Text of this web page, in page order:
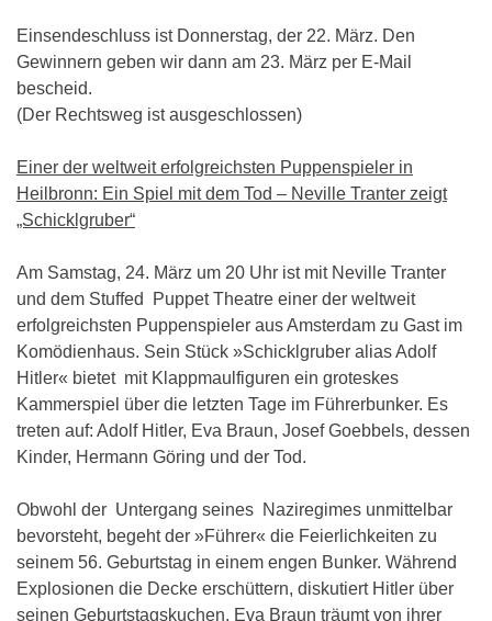
Einsendeschluss ist Donnerstag, der 22. März. Den
Gewinnern geben wir dann am 23. März per E-Mail
bescheid.
(Der Rechtsweg ist ausgeschlossen)
Einer der weltweit erfolgreichsten Puppenspieler in
Heilbronn: Ein Spiel mit dem Tod – Neville Tranter zeigt
„Schicklgruber“
Am Samstag, 24. März um 20 Uhr ist mit Neville Tranter
und dem Stuffed Puppet Theatre einer der weltweit
erfolgreichsten Puppenspieler aus Amsterdam zu Gast im
Komödienhaus. Sein Stück »Schicklgruber alias Adolf
Hitler« bietet mit Klappmaulfiguren ein groteskes
Kammerspiel über die letzten Tage im Führerbunker. Es
treten auf: Adolf Hitler, Eva Braun, Josef Goebbels, dessen
Kinder, Hermann Göring und der Tod.
Obwohl der Untergang seines Naziregimes unmittelbar
bevorsteht, begeht der »Führer« die Feierlichkeiten zu
seinem 56. Geburtstag in einem engen Bunker. Während
Explosionen die Decke erschüttern, diskutiert Hitler über
seinen Geburtstagskuchen, Eva Braun träumt von ihrer